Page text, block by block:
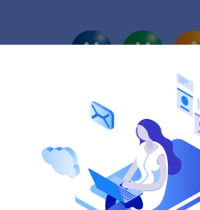
La route